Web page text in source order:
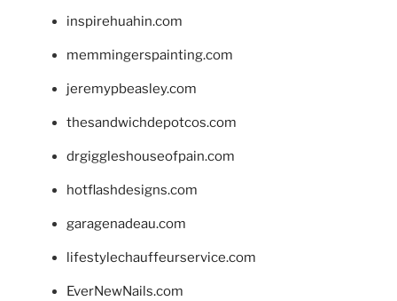
inspirehuahin.com
memmingerspainting.com
jeremypbeasley.com
thesandwichdepotcos.com
drgiggleshouseofpain.com
hotflashdesigns.com
garagenadeau.com
lifestylechauffeurservice.com
EverNewNails.com